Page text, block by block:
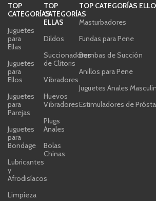
TOP
CATEGORÍAS
Juguetes
para
Ellas
Juguetes
para
Ellos
Juguetes
para
Parejas
Juguetes
para
Bondage
Lubricantes
y
Afrodisíacos
Limpieza
TOP
CATEGORÍAS
ELLAS
Dildos
Succionadores
de Clítoris
Vibradores
Huevos
Vibradores
Plugs
Anales
Bolas
Chinas
TOP CATEGORÍAS
Masturbadores
Fundas para Pene
Bombas de Succión
Anillos para Pene
Juguetes Anales
Estimuladores de